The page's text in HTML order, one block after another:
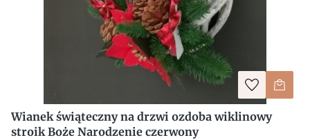
Wianek świąteczny na drzwi ozdoba wiklinowy
stroik Boże Narodzenie czerwony